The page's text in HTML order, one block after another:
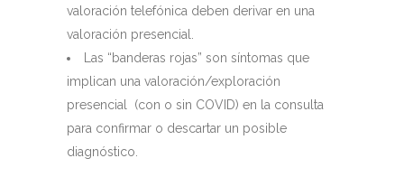
valoración telefónica deben derivar en una
valoración presencial.
Las “banderas rojas” son síntomas que
implican una valoración/exploración
presencial
(con o sin COVID) en la consulta
para confirmar o descartar un posible
diagnóstico.